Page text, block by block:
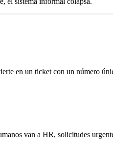
en un ticket con un número
van a HR, solicitudes